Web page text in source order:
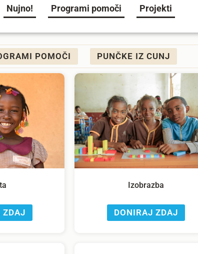
Nujno! Programi pomoči Projekti
POMOČI PUNČKE IZ CUNJ
ZDAJ
Izobrazba
DONIRAJ ZDAJ